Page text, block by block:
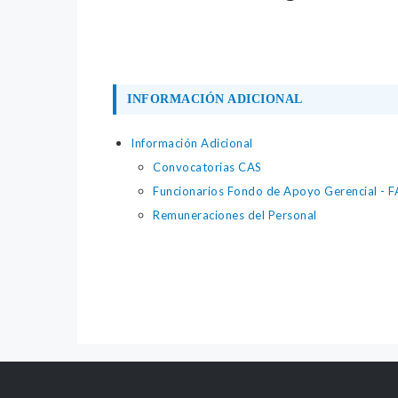
INFORMACIÓN ADICIONAL
Información Adicional
Convocatorias CAS
Funcionarios Fondo de Apoyo Gerencial -
Remuneraciones del Personal